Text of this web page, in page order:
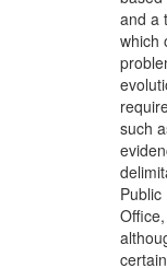
and a
which
such
Public